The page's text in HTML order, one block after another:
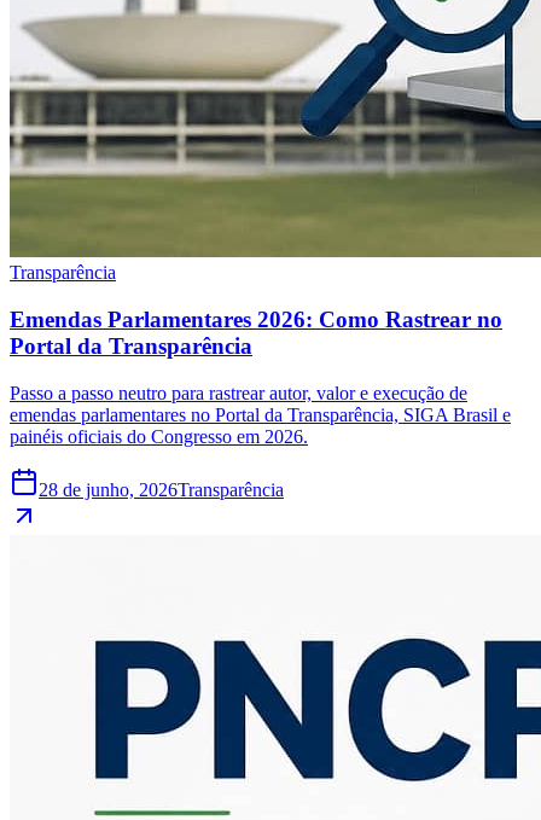
Transparência
Emendas Parlamentares 2026: Como Rastrear no
Portal da Transparência
Passo a passo neutro para rastrear autor, valor e execução de
emendas parlamentares no Portal da Transparência, SIGA Brasil e
painéis oficiais do Congresso em 2026.
28 de junho, 2026Transparência